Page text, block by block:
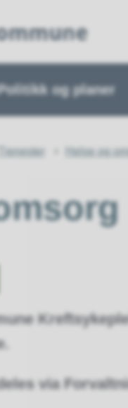
og planer
Tjenester Helse og
via